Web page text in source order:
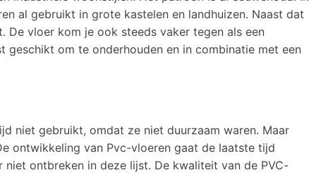
al gebruikt in grote kastelen en landhuizen. Naast dat
De vloer kom je ook steeds vaker tegen als een
geschikt om te onderhouden en in combinatie met een
niet gebruikt, omdat ze niet duurzaam waren. Maar
ontwikkeling van Pvc-vloeren gaat de laatste tijd
niet ontbreken in deze lijst. De kwaliteit van de PVC-